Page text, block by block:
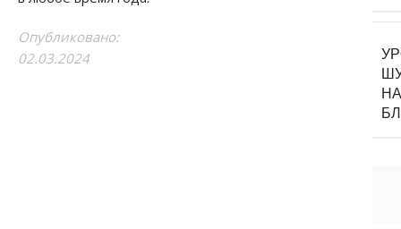
Опубликовано:
02.03.2024